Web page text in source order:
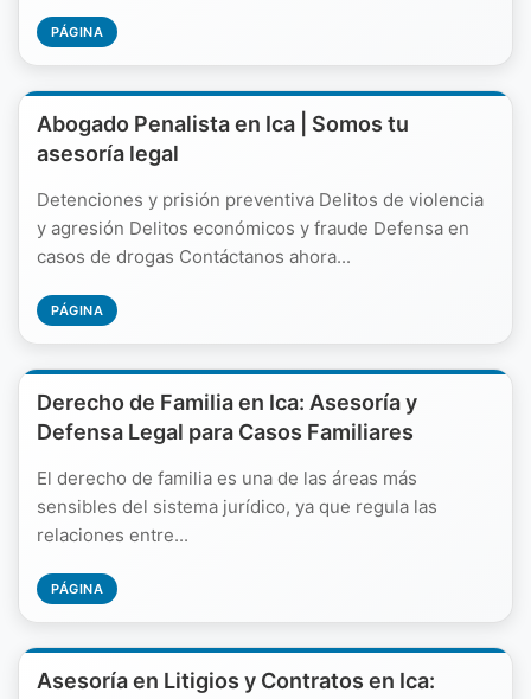
PÁGINA
Abogado Penalista en Ica | Somos tu
asesoría legal
Detenciones y prisión preventiva Delitos de violencia
y agresión Delitos económicos y fraude Defensa en
casos de drogas Contáctanos ahora...
PÁGINA
Derecho de Familia en Ica: Asesoría y
Defensa Legal para Casos Familiares
El derecho de familia es una de las áreas más
sensibles del sistema jurídico, ya que regula las
relaciones entre...
PÁGINA
Asesoría en Litigios y Contratos en Ica: